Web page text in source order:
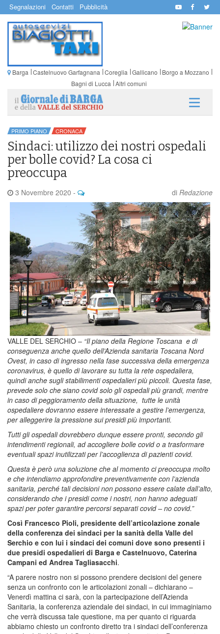
Segnalazioni Contatti Pubblicità
Barga Castelnuovo Garfagnana Coreglia Gallicano
Borgo a Mozzano
Bagni di Lucca Altri comuni
PRIMO PIANO CRONACA
Sindaci: utilizzo dei nostri ospedali
per bolle covid? La cosa ci
preoccupa
3 Novembre 2020 - di Redazione
VALLE DEL SERCHIO – “Il piano della Regione Toscana e di
conseguenza anche quello dell’Azienda sanitaria Toscana Nord
Ovest, in caso di ingresso nella fase successiva della emergenza
coronavirus, è quello di lavorare su tutta la rete ospedaliera,
quindi anche sugli stabilimenti ospedalieri più piccoli. Questa fase,
prevede solo che siano covid solo gli ospedali più grandi, mentre
in caso di peggioramento della situazione, tutte le unità
ospedaliere dovranno essere interessate a gestire l’emergenza,
per alleggerire la pressione sui presidi più importanti.
Tutti gli ospedali dovrebbero dunque essere pronti, secondo gli
intendimenti regionali, ad accogliere bolle covid o a trasformare
eventuali spazi inutilizzati per l’accoglienza di pazienti covid.
Questa è però una soluzione che al momento ci preoccupa molto
e che intendiamo approfondire preventivamente con l’azienda
sanitaria, perché tali decisioni non possono essere calate dall’alto,
considerando che i presidi come i nostri, non hanno adeguati
spazi per poter garantire percorsi separati covid – no covid.”
Così Francesco Pioli, presidente dell’articolazione zonale
della conferenza dei sindaci per la sanità della Valle del
Serchio e con lui i sindaci dei comuni dove sono presenti i
due presidi ospedalieri di Barga e Castelnuovo, Caterina
Campani ed Andrea Tagliasacchi.
“A parere nostro non si possono prendere decisioni del genere
senza un confronto con le articolazioni zonali – dichiarano –
Venerdì mattina ci sarà, con la partecipazione dell’Azienda
Sanitaria, la conferenza aziendale dei sindaci, in cui immaginiamo
che verrà discussa tale questione, ma per quanto ci riguarda
abbiamo chiesto un confronto diretto tra i sindaci dell’conferenza